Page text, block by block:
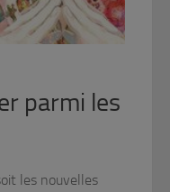
parmi les
les nouvelles